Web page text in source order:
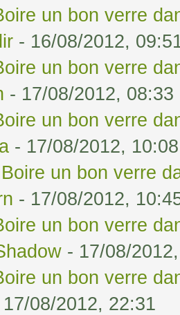
un bon verre
- 16/08/2012,
un bon verre
- 17/08/2012, 08:33
un bon verre
- 17/08/2012, 10:08
un bon verre
- 17/08/2012,
un bon verre
- 17/08/
un bon verre
08/2012, 22:31